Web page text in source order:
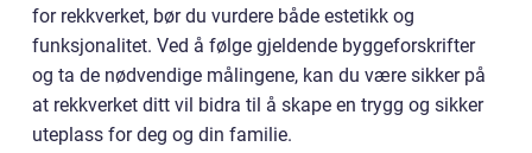
for rekkverket, bør du vurdere både estetikk og
funksjonalitet. Ved å følge gjeldende byggeforskrifter
og ta de nødvendige målingene, kan du være sikker på
at rekkverket ditt vil bidra til å skape en trygg og sikker
uteplass for deg og din familie.